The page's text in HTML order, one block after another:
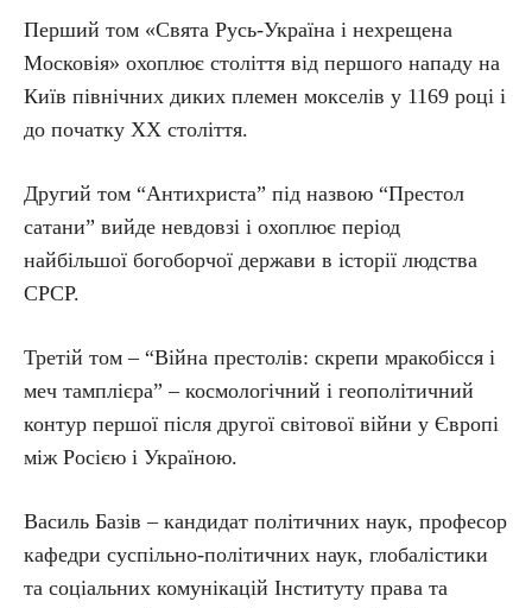
Перший том «Свята Русь-Україна і нехрещена
Московія» охоплює століття від першого нападу на
Київ північних диких племен мокселів у 1169 році і
до початку ХХ століття.
Другий том “Антихриста” під назвою “Престол
сатани” вийде невдовзі і охоплює період
найбільшої богоборчої держави в історії людства
СРСР.
Третій том – “Війна престолів: скрепи мракобісся і
меч тамплієра” – космологічний і геополітичний
контур першої після другої світової війни у Європі
між Росією і Україною.
Василь Базів – кандидат політичних наук, професор
кафедри суспільно-політичних наук, глобалістики
та соціальних комунікацій Інституту права та